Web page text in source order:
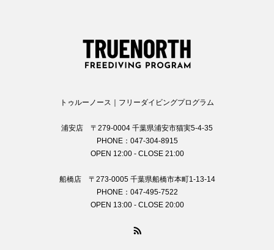
トゥルーノース｜フリーダイビングプログラム
浦安店 〒279-0004 千葉県浦安市猫実5-4-35
PHONE：047-304-8915
OPEN 12:00 - CLOSE 21:00
船橋店 〒273-0005 千葉県船橋市本町1-13-14
PHONE：047-495-7522
OPEN 13:00 - CLOSE 20:00